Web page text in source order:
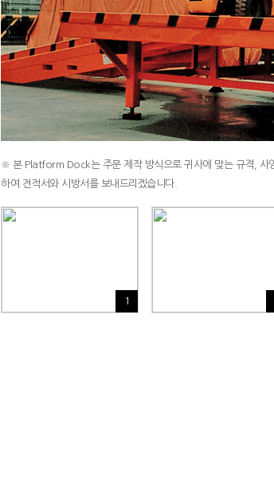
※ 본 Platform Dock는 주문 제작 방식으로 귀사에 맞는 규격, 사
하여 견적서와 시방서를 보내드리겠습니다.
1